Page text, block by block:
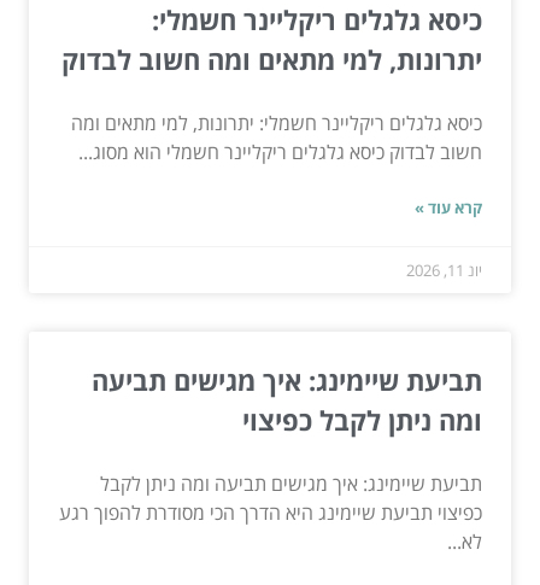
כיסא גלגלים ריקליינר חשמלי:
יתרונות, למי מתאים ומה חשוב לבדוק
כיסא גלגלים ריקליינר חשמלי: יתרונות, למי מתאים ומה
חשוב לבדוק כיסא גלגלים ריקליינר חשמלי הוא מסוג...
קרא עוד »
יונ 11, 2026
תביעת שיימינג: איך מגישים תביעה
ומה ניתן לקבל כפיצוי
תביעת שיימינג: איך מגישים תביעה ומה ניתן לקבל
כפיצוי תביעת שיימינג היא הדרך הכי מסודרת להפוך רגע
לא...